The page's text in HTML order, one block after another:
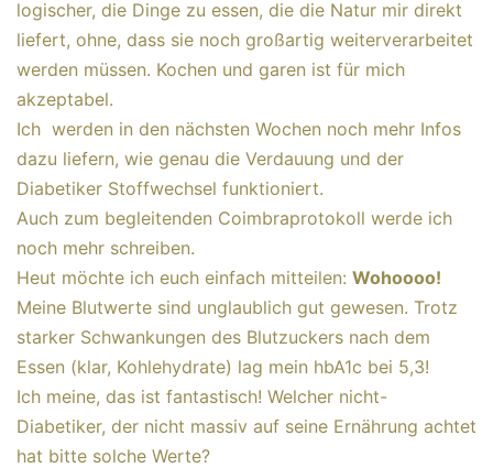
logischer, die Dinge zu essen, die die Natur mir direkt
liefert, ohne, dass sie noch großartig weiterverarbeitet
werden müssen. Kochen und garen ist für mich
akzeptabel.
Ich werden in den nächsten Wochen noch mehr Infos
dazu liefern, wie genau die Verdauung und der
Diabetiker Stoffwechsel funktioniert.
Auch zum begleitenden Coimbraprotokoll werde ich
noch mehr schreiben.
Heut möchte ich euch einfach mitteilen: Wohoooo!
Meine Blutwerte sind unglaublich gut gewesen. Trotz
starker Schwankungen des Blutzuckers nach dem
Essen (klar, Kohlehydrate) lag mein hbA1c bei 5,3!
Ich meine, das ist fantastisch! Welcher nicht-
Diabetiker, der nicht massiv auf seine Ernährung achtet
hat bitte solche Werte?